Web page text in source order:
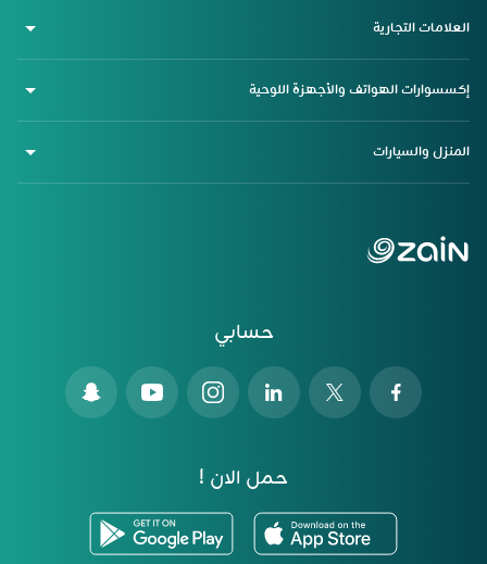
حسابي
حمل الان !
العلامات التجارية
إكسسوارات الهواتف والأجهزة اللوحية
المنزل والسيارات